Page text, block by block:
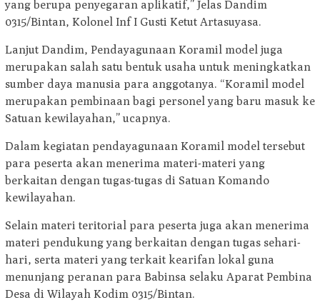
yang berupa penyegaran aplikatif,” Jelas Dandim
0315/Bintan, Kolonel Inf I Gusti Ketut Artasuyasa.
Lanjut Dandim, Pendayagunaan Koramil model juga
merupakan salah satu bentuk usaha untuk meningkatkan
sumber daya manusia para anggotanya. “Koramil model
merupakan pembinaan bagi personel yang baru masuk ke
Satuan kewilayahan,” ucapnya.
Dalam kegiatan pendayagunaan Koramil model tersebut
para peserta akan menerima materi-materi yang
berkaitan dengan tugas-tugas di Satuan Komando
kewilayahan.
Selain materi teritorial para peserta juga akan menerima
materi pendukung yang berkaitan dengan tugas sehari-
hari, serta materi yang terkait kearifan lokal guna
menunjang peranan para Babinsa selaku Aparat Pembina
Desa di Wilayah Kodim 0315/Bintan.